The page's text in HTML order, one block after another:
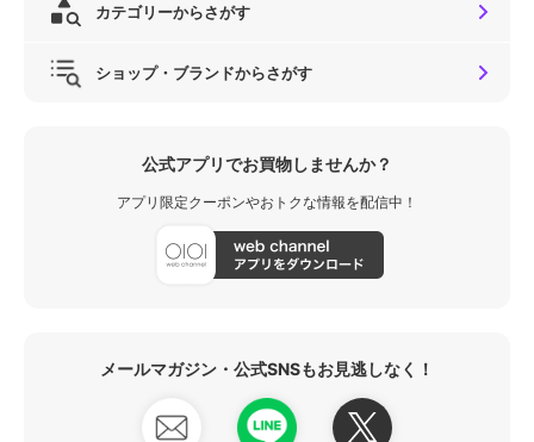
カテゴリーからさがす
ショップ・ブランドからさがす
公式アプリでお買物しませんか？
アプリ限定クーポンやおトクな情報を配信中！
メールマガジン・公式SNSもお見逃しなく！